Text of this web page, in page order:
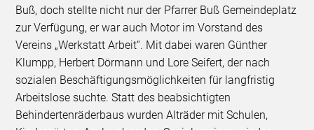
Buß, doch stellte nicht nur der Pfarrer Buß Gemeindeplatz
zur Verfügung, er war auch Motor im Vorstand des
Vereins „Werkstatt Arbeit“. Mit dabei waren Günther
Klumpp, Herbert Dörmann und Lore Seifert, der nach
sozialen Beschäftigungsmöglichkeiten für langfristig
Arbeitslose suchte. Statt des beabsichtigten
Behindertenräderbaus wurden Alträder mit Schulen,